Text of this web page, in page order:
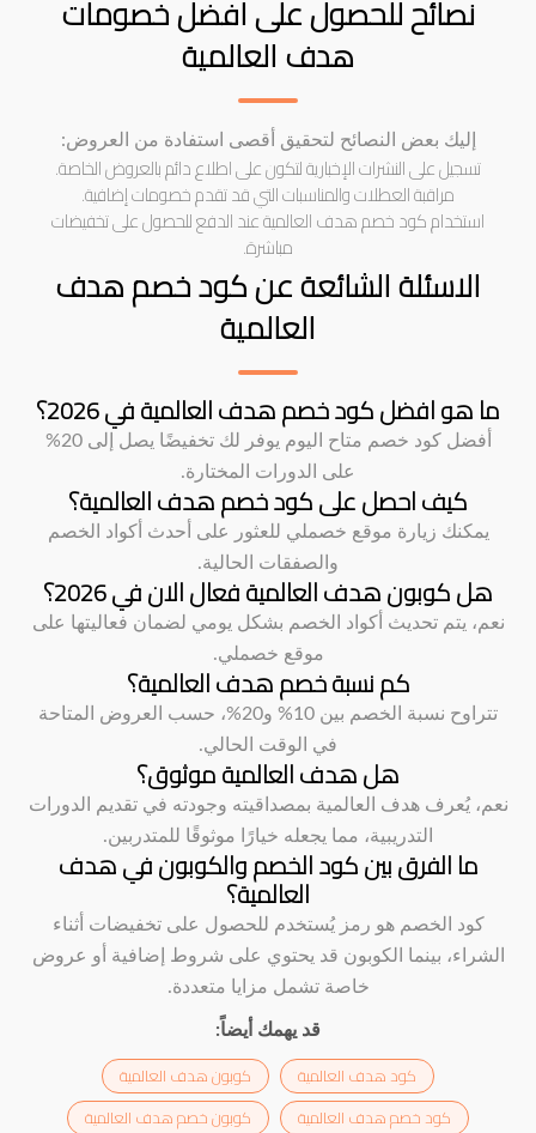
نصائح للحصول على افضل خصومات
هدف العالمية
إليك بعض النصائح لتحقيق أقصى استفادة من العروض:
تسجيل على النشرات الإخبارية لتكون على اطلاع دائم بالعروض الخاصة.
مراقبة العطلات والمناسبات التي قد تقدم خصومات إضافية.
استخدام كود خصم هدف العالمية عند الدفع للحصول على تخفيضات
مباشرة.
الاسئلة الشائعة عن كود خصم هدف
العالمية
ما هو افضل كود خصم هدف العالمية في 2026؟
أفضل كود خصم متاح اليوم يوفر لك تخفيضًا يصل إلى 20%
على الدورات المختارة.
كيف احصل على كود خصم هدف العالمية؟
يمكنك زيارة موقع خصملي للعثور على أحدث أكواد الخصم
والصفقات الحالية.
هل كوبون هدف العالمية فعال الان في 2026؟
نعم، يتم تحديث أكواد الخصم بشكل يومي لضمان فعاليتها على
موقع خصملي.
كم نسبة خصم هدف العالمية؟
تتراوح نسبة الخصم بين 10% و20%، حسب العروض المتاحة
في الوقت الحالي.
هل هدف العالمية موثوق؟
نعم، يُعرف هدف العالمية بمصداقيته وجودته في تقديم الدورات
التدريبية، مما يجعله خيارًا موثوقًا للمتدربين.
ما الفرق بين كود الخصم والكوبون في هدف
العالمية؟
كود الخصم هو رمز يُستخدم للحصول على تخفيضات أثناء
الشراء، بينما الكوبون قد يحتوي على شروط إضافية أو عروض
خاصة تشمل مزايا متعددة.
قد يهمك أيضاً:
كود هدف العالمية
كوبون هدف العالمية
كود خصم هدف العالمية
كوبون خصم هدف العالمية